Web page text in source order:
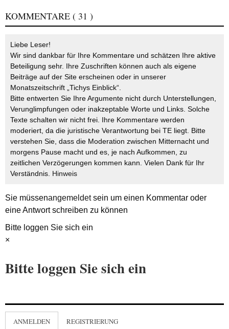
KOMMENTARE ( 31 )
Liebe Leser!
Wir sind dankbar für Ihre Kommentare und schätzen Ihre aktive
Beteiligung sehr. Ihre Zuschriften können auch als eigene
Beiträge auf der Site erscheinen oder in unserer
Monatszeitschrift „Tichys Einblick“.
Bitte entwerten Sie Ihre Argumente nicht durch Unterstellungen,
Verunglimpfungen oder inakzeptable Worte und Links. Solche
Texte schalten wir nicht frei. Ihre Kommentare werden
moderiert, da die juristische Verantwortung bei TE liegt. Bitte
verstehen Sie, dass die Moderation zwischen Mitternacht und
morgens Pause macht und es, je nach Aufkommen, zu
zeitlichen Verzögerungen kommen kann. Vielen Dank für Ihr
Verständnis. Hinweis
Sie müssenangemeldetsein um einen Kommentar oder
eine Antwort schreiben zu können
Bitte loggen Sie sich ein
×
Bitte loggen Sie sich ein
ANMELDEN REGISTRIERUNG